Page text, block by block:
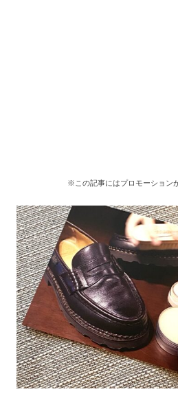
※この記事にはプロモーション